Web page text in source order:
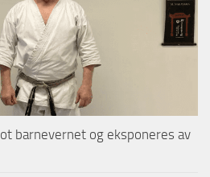
barnevernet og eksponeres av